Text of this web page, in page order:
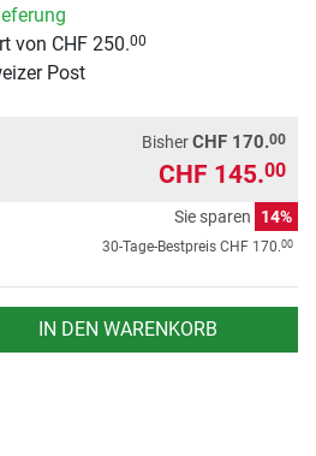
von CHF 250.00
Post
BisherCHF 170.00
CHF 145.00
Sie sparen 14%
30-Tage-Bestpreis CHF 170.00
IN DEN WARENKORB